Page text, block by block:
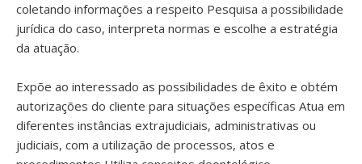
coletando informações a respeito Pesquisa a possibilidade
jurídica do caso, interpreta normas e escolhe a estratégia
da atuação.
Expõe ao interessado as possibilidades de êxito e obtém
autorizações do cliente para situações específicas Atua em
diferentes instâncias extrajudiciais, administrativas ou
judiciais, com a utilização de processos, atos e